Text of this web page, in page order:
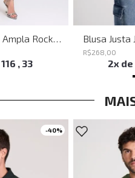
116 , 33
R$268 00
2x de
-40%